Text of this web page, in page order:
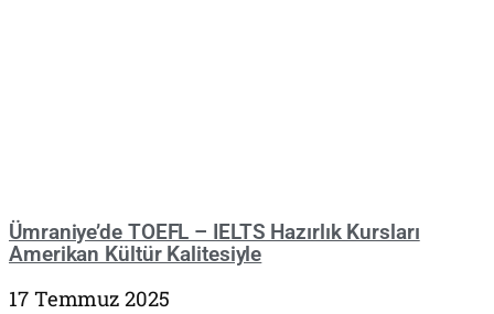
Ümraniye’de TOEFL – IELTS Hazırlık Kursları
Amerikan Kültür Kalitesiyle
17 Temmuz 2025